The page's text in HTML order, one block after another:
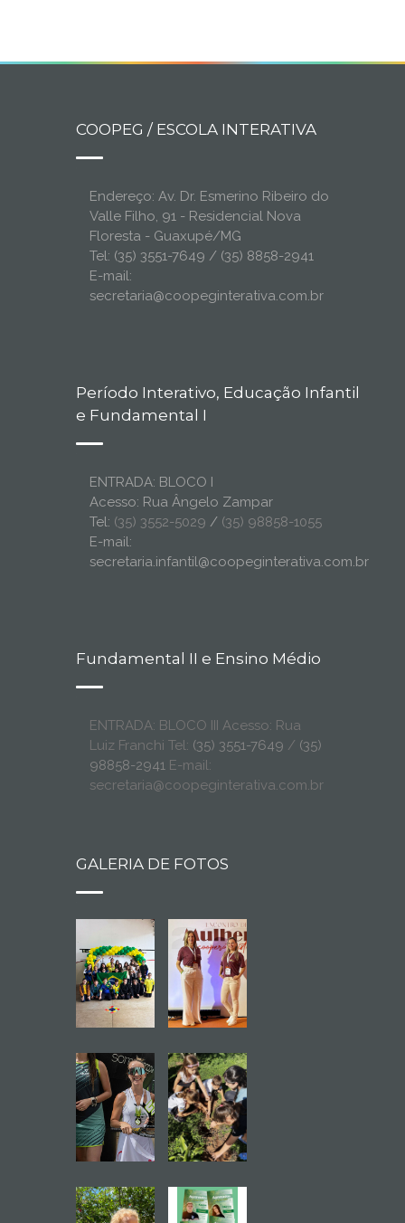
COOPEG / ESCOLA INTERATIVA
Endereço: Av. Dr. Esmerino Ribeiro do
Valle Filho, 91 - Residencial Nova
Floresta - Guaxupé/MG
Tel: (35) 3551-7649 / (35) 8858-2941
E-mail:
secretaria@coopeginterativa.com.br
Período Interativo, Educação Infantil
e Fundamental I
ENTRADA: BLOCO I
Acesso: Rua Ângelo Zampar
Tel: (35) 3552-5029 / (35) 98858-1055
E-mail:
secretaria.infantil@coopeginterativa.com.br
Fundamental II e Ensino Médio
ENTRADA: BLOCO III Acesso: Rua
Luiz Franchi Tel: (35) 3551-7649 / (35)
98858-2941 E-mail:
secretaria@coopeginterativa.com.br
GALERIA DE FOTOS